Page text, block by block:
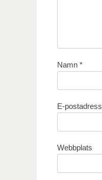
Namn *
E-postadress
Webbplats